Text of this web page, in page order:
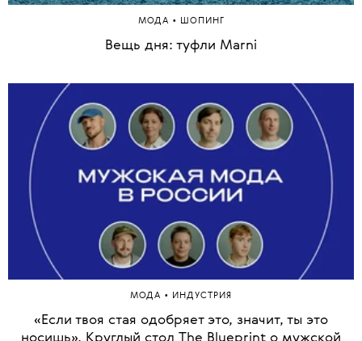
МОДА • ШОПИНГ
Вещь дня: туфли Marni
МОДА • ИНДУСТРИЯ
«Если твоя стая одобряет это, значит, ты это
носишь». Круглый стол The Blueprint о мужской